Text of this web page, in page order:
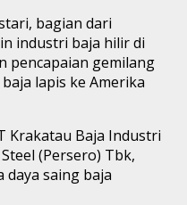
bagian dari
industri baja hilir di
pencapaian gemilang
lapis ke Amerika
Krakatau Baja Industri
(Persero) Tbk,
saing baja